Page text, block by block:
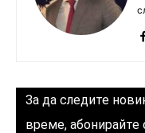
За да следите
време, абонирайте